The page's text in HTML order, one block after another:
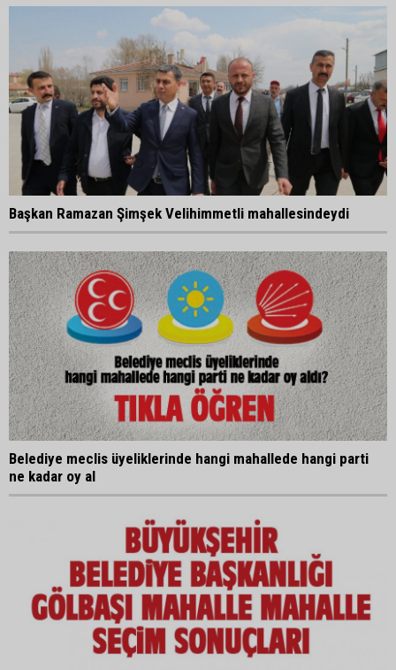
Başkan Ramazan Şimşek Velihimmetli mahallesindeydi
Belediye meclis üyeliklerinde hangi mahallede hangi parti
ne kadar oy al